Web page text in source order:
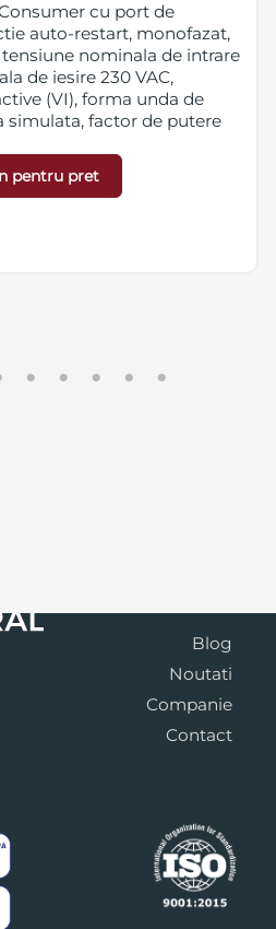
cu port de
auto-restart, monofazat,
nominala de intrare
de iesire 230 VAC,
(VI), forma unda de
simulata, factor de putere
RJ11/45 (IN/OUT) cu
telefon/LAN, nivel de
mm, greutate 4
pentru pret
Blog
Noutati
Companie
Contact